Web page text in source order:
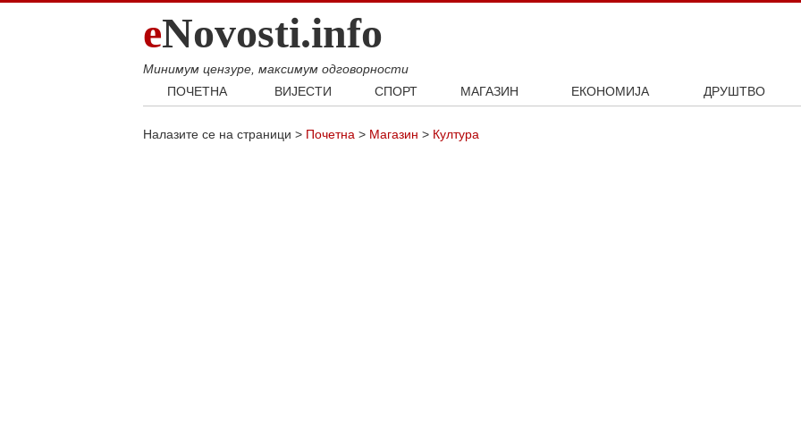
eNovosti.info
Минимум цензуре, максимум одговорности
ПОЧЕТНА
ВИЈЕСТИ
Балкан
СПОРТ
Кошарка
МАГАЗИН
Култура
ЕКОНОМИЈА
ДРУШТВО
Налазите се на страници > Почетна > Магазин > Култура